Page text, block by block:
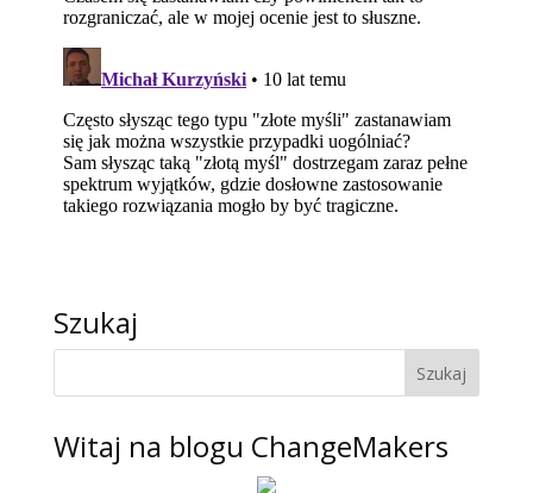
Szukaj
Witaj na blogu ChangeMakers